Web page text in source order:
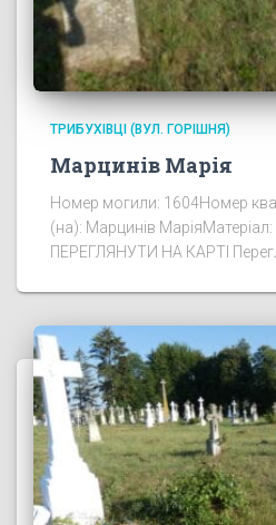
ТРИБУХІВЦІ (ВУЛ. ГОРІШНЯ)
Марцинів Марія
Номер могили: 1604Номер
(на): Марцинів
ПЕРЕГЛЯНУТИ НА КАРТІ